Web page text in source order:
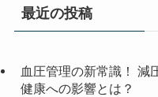
最近の投稿
血圧管理の新常識！ 減
健康への影響とは？